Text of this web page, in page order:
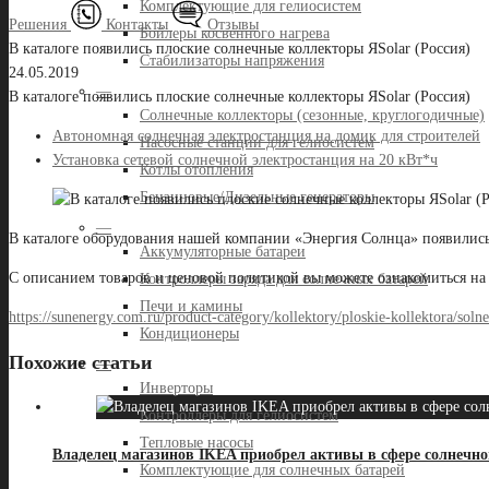
Комплектующие для гелиосистем
Бойлеры косвенного нагрева
Стабилизаторы напряжения
—
Солнечные коллекторы (сезонные, круглогодичные)
Насосные станции для гелиосистем
Котлы отопления
Бензиновые/Дизельные генераторы
—
Аккумуляторные батареи
Контроллеры заряда для солнечных батарей
Печи и камины
Кондиционеры
—
Инверторы
Контроллеры для гелиосистем
Тепловые насосы
Комплектующие для солнечных батарей
Решения Контакты
Отзывы
В каталоге появились плоские солнечные коллекторы ЯSolar (Россия)
24.05.2019
В каталоге появились плоские солнечные коллекторы ЯSolar (Россия)
Автономная солнечная электростанция на домик для строителей
Установка сетевой солнечной электростанция на 20 кВт*ч
В каталоге оборудования нашей компании «Энергия Солнца»
С описанием товаров и ценовой политикой вы можете ознакомиться
https://sunenergy.com.ru/product-category/kollektory/ploskie-kollektora/
Похожие статьи
Владелец магазинов IKEA приобрел активы в сфере